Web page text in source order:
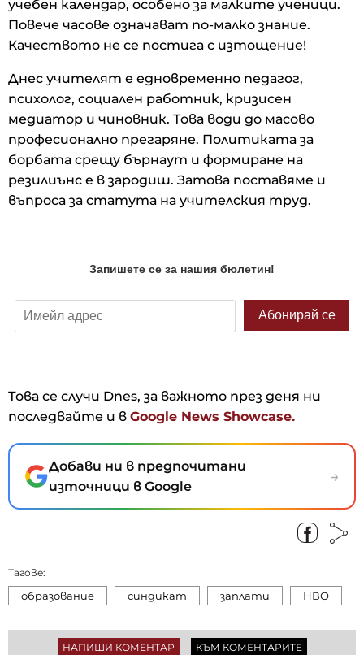
учебен календар, особено за малките ученици.
Повече часове означават по-малко знание.
Качеството не се постига с изтощение!
Днес учителят е едновременно педагог,
психолог, социален работник, кризисен
медиатор и чиновник. Това води до масово
професионално прегаряне. Политиката за
борбата срещу бърнаут и формиране на
резилиънс е в зародиш. Затова поставяме и
въпроса за статута на учителския труд.
Това се случи Dnes, за важното през деня ни
последвайте и в Google News Showcase.
Добави ни в предпочитани
източници в Google
→
Тагове:
образование синдикат заплати НВО
НАПИШИ КОМЕНТАР КЪМ КОМЕНТАРИТЕ